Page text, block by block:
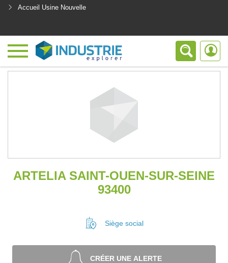
Accueil Usine Nouvelle
ARTELIA SAINT-OUEN-SUR-SEINE
93400
Siège social
CRÉER UNE ALERTE